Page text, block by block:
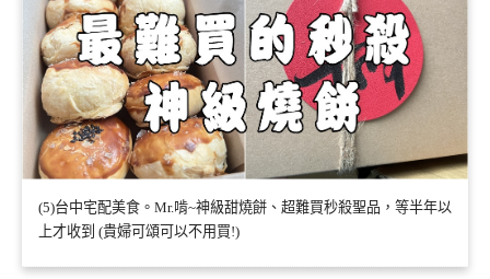
(5)台中宅配美食。Mr.啃~神級甜燒餅、超難買秒殺聖品，等半年以
上才收到 (貴婦可頌可以不用買!)